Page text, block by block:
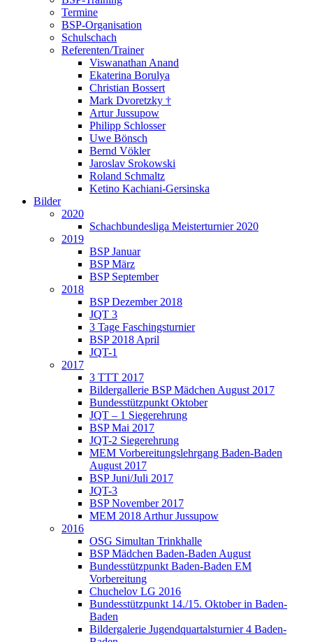
Termine
BSP-Organisation
Schulschach
Referenten/Trainer
Viswanathan Anand
Ekaterina Borulya
Christian Bossert
Mark Dvoretzky †
Artur Jussupow
Philipp Schlosser
Uwe Bönsch
Bernd Vökler
Jaroslav Srokowski
Roland Schmaltz
Ketino Kachiani-Gersinska
Bilder
2020
Schachbundesliga Meisterturnier 2020
2019
BSP Januar
BSP März
BSP September
2018
BSP Dezember 2018
JQT 3
3 Tage Faschingsturnier
BSP 2018 April
JQT-1
2017
3 TTT 2017
Bildergallerie BSP Mädchen August 2017
Bundesstützpunkt Oktober
JQT – 1 Siegerehrung
BSP Mai 2017
JQT-2 Siegerehrung
MEM Vorbereitungslehrgang Baden-Baden
August 2017
BSP Juni/Juli 2017
JQT-3
BSP November 2017
MEM 2018 Arthur Jussupow
2016
OSG Simultan Trinkhalle
BSP Mädchen Baden-Baden August
Bundesstützpunkt Baden-Baden EM
Vorbereitung
Chuchelov LG 2016
Bundesstützpunkt 14./15. Oktober in Baden-
Baden
Bildergalerie Jugendquartalsturnier 4 Baden-